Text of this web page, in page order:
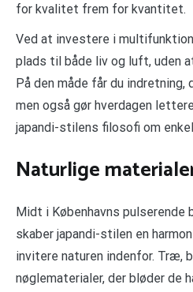
for kvalitet frem for kvantitet.
Ved at investere i
plads til både liv og luft, uden
På den måde får du indretning,
men også gør hverdagen
japandi-stilens filosofi om
Naturlige
Midt i Københavns pulserende
skaber japandi-stilen en
invitere naturen indenfor. Træ,
nøglematerialer, der bløder de